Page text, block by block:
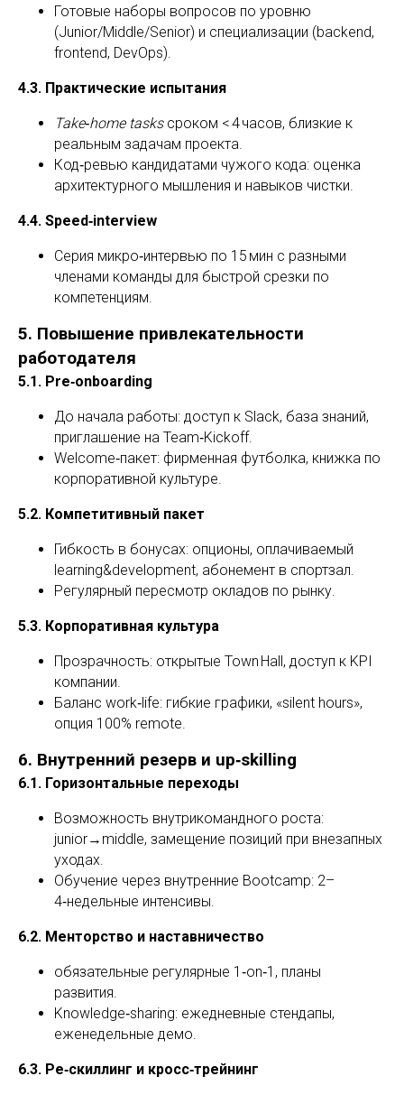
Готовые наборы вопросов по уровню
(Junior/Middle/Senior) и специализации (backend,
frontend, DevOps).
4.3. Практические испытания
Take‑home tasksсроком < 4 часов, близкие к
реальным задачам проекта.
Код‑ревью кандидатами чужого кода: оценка
архитектурного мышления и навыков чистки.
4.4. Speed‑interview
Серия микро‑интервью по 15 мин с разными
членами команды для быстрой срезки по
компетенциям.
5. Повышение привлекательности
работодателя
5.1. Pre‑onboarding
До начала работы: доступ к Slack, база знаний,
приглашение на Team‑Kickoff.
Welcome‑пакет: фирменная футболка, книжка по
корпоративной культуре.
5.2. Компетитивный пакет
Гибкость в бонусах: опционы, оплачиваемый
learning&development, абонемент в спортзал.
Регулярный пересмотр окладов по рынку.
5.3. Корпоративная культура
Прозрачность: открытые Town Hall, доступ к KPI
компании.
Баланс work‑life: гибкие графики, «silent hours»,
опция 100% remote.
6. Внутренний резерв и up‑skilling
6.1. Горизонтальные переходы
Возможность внутрикомандного роста:
junior→middle, замещение позиций при внезапных
уходах.
Обучение через внутренние Bootcamp: 2–
4‑недельные интенсивы.
6.2. Менторство и наставничество
обязательные регулярные 1‑on‑1, планы
развития.
Knowledge‑sharing: ежедневные стендапы,
еженедельные демо.
6.3. Ре‑скиллинг и кросс‑трейнинг